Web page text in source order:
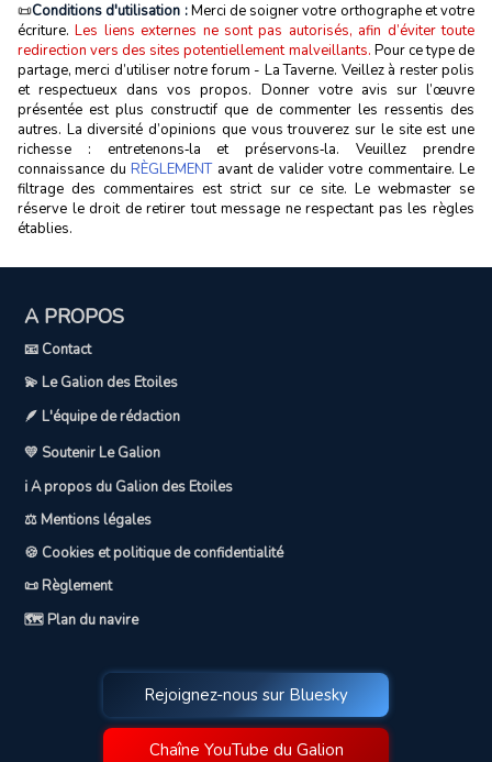
📜Conditions d'utilisation :Merci de soigner votre orthographe et votre
écriture.Les liens externes ne sont pas autorisés, afin d’éviter toute
redirection vers des sites potentiellement malveillants. Pour ce type de
partage, merci d’utiliser notre forum - La Taverne. Veillez à rester polis
et respectueux dans vos propos. Donner votre avis sur l’œuvre
présentée est plus constructif que de commenter les ressentis des
autres. La diversité d’opinions que vous trouverez sur le site est une
richesse : entretenons‑la et préservons‑la. Veuillez prendre
connaissance du RÈGLEMENTavant de valider votre commentaire. Le
filtrage des commentaires est strict sur ce site. Le webmaster se
réserve le droit de retirer tout message ne respectant pas les règles
établies.
A PROPOS
📧 Contact
💫 Le Galion des Etoiles
🪶 L'équipe de rédaction
💛 Soutenir Le Galion
ℹ️ A propos du Galion des Etoiles
⚖️ Mentions légales
🍪 Cookies et politique de confidentialité
📜 Règlement
🗺️ Plan du navire
Rejoignez-nous sur Bluesky
Chaîne YouTube du Galion